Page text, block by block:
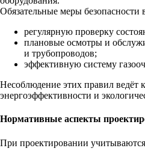
Обязательные меры безопасности
регулярную проверку
плановые осмотры и
и трубопроводов;
эффективную систему
Несоблюдение этих правил ведёт
энергоэффективности и
Нормативные аспекты
При проектировании